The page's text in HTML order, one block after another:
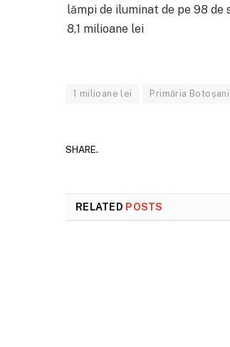
1 milioane lei Primăria
SHARE.
RELATED POSTS